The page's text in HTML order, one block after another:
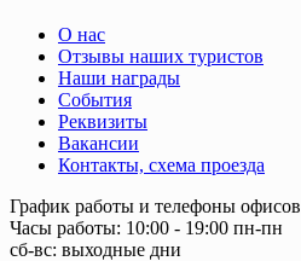
О нас
Отзывы наших туристов
Наши награды
События
Реквизиты
Вакансии
Контакты, схема проезда
График работы и телефоны офисов
Часы работы: 10:00 - 19:00 пн-пн
сб-вс: выходные дни